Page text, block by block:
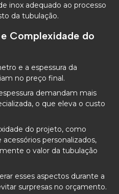
inox adequado ao processo
da tubulação.
Complexidade do
e a espessura da
no preço final.
demandam mais
o que eleva o custo
do projeto, como
personalizados,
o valor da tubulação
esses aspectos durante a
surpresas no orçamento.